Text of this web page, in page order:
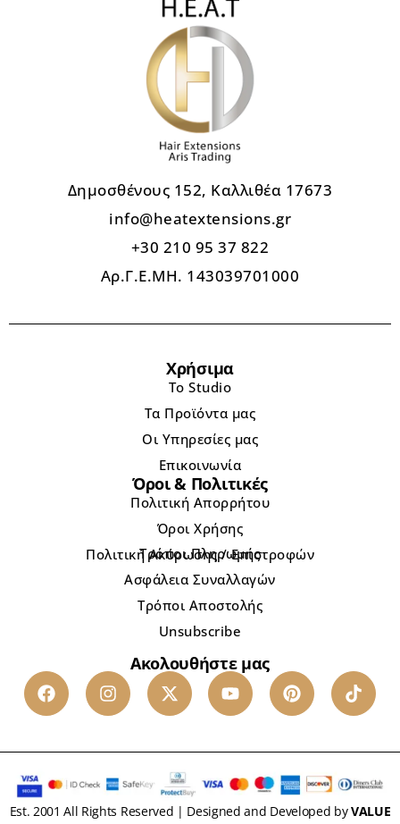
Δημοσθένους 152, Καλλιθέα 17673
info@heatextensions.gr
+30 210 95 37 822
Αρ.Γ.Ε.ΜΗ. 143039701000
Χρήσιμα
Το Studio
Τα Προϊόντα μας
Οι Υπηρεσίες μας
Επικοινωνία
Όροι & Πολιτικές
Πολιτική Απορρήτου
Όροι Χρήσης
Πολιτική Ακύρωσης / Επιστροφών
Τρόποι Πληρωμής
Ασφάλεια Συναλλαγών
Τρόποι Αποστολής
Unsubscribe
Ακολουθήστε μας
Est. 2001 All Rights Reserved | Designed and Developed byVALUE